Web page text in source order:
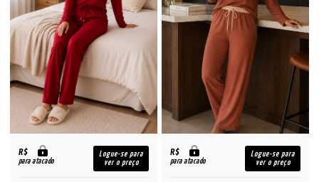
R$
para atacado
Logue-se para
ver o preço
R$
para atacado
Logue-se para
ver o preço